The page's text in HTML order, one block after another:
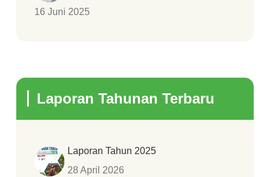
16 Juni 2025
Laporan Tahunan Terbaru
Laporan Tahun 2025
28 April 2026